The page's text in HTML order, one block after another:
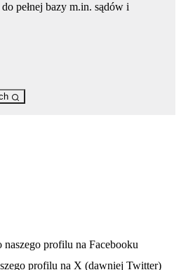
pełnej bazy m.in. sądów i
się w nowej karcie
naszego profilu na Facebooku
profilu na X (dawniej Twitter)